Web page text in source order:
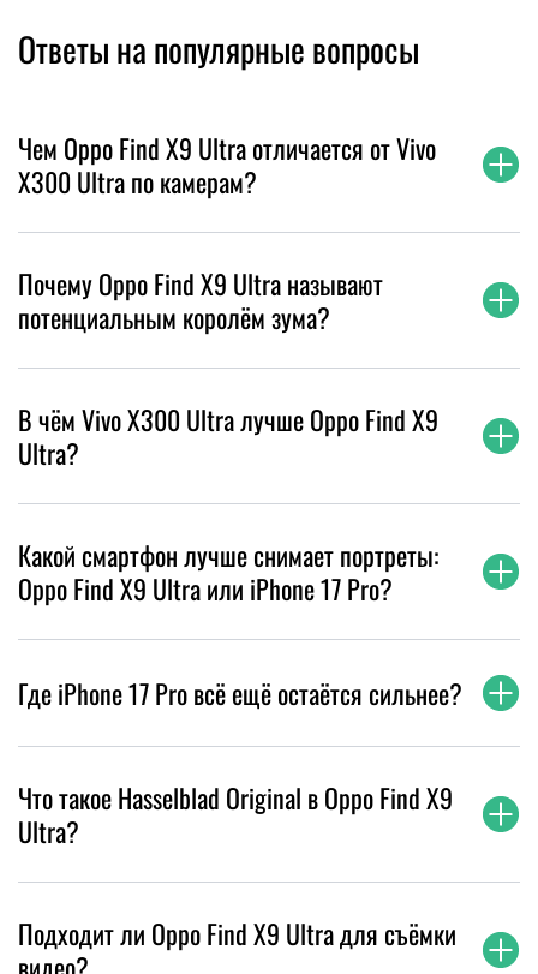
Ответы на популярные вопросы
Чем Oppo Find X9 Ultra отличается от Vivo
X300 Ultra по камерам?
Почему Oppo Find X9 Ultra называют
потенциальным королём зума?
В чём Vivo X300 Ultra лучше Oppo Find X9
Ultra?
Какой смартфон лучше снимает портреты:
Oppo Find X9 Ultra или iPhone 17 Pro?
Где iPhone 17 Pro всё ещё остаётся сильнее?
Что такое Hasselblad Original в Oppo Find X9
Ultra?
Подходит ли Oppo Find X9 Ultra для съёмки